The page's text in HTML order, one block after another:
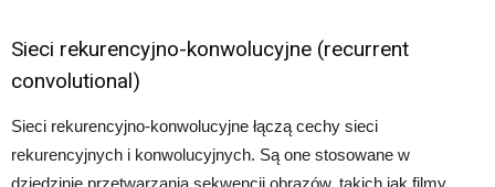
Sieci rekurencyjno-konwolucyjne (recurrent
convolutional)
Sieci rekurencyjno-konwolucyjne łączą cechy sieci
rekurencyjnych i konwolucyjnych. Są one stosowane w
dziedzinie przetwarzania sekwencji obrazów, takich jak filmy,